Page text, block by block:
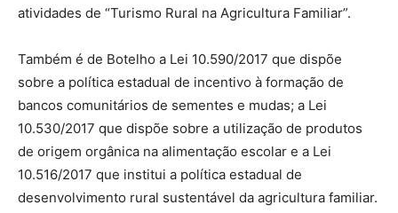
atividades de “Turismo Rural na Agricultura Familiar”.
Também é de Botelho a Lei 10.590/2017 que dispõe
sobre a política estadual de incentivo à formação de
bancos comunitários de sementes e mudas; a Lei
10.530/2017 que dispõe sobre a utilização de produtos
de origem orgânica na alimentação escolar e a Lei
10.516/2017 que institui a política estadual de
desenvolvimento rural sustentável da agricultura familiar.